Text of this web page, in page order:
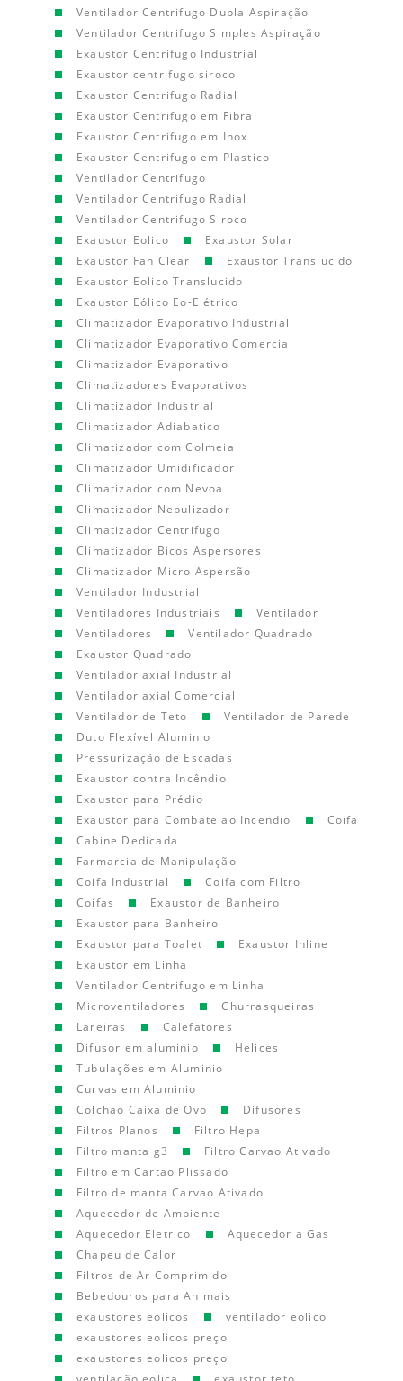
Ventilador Centrifugo Dupla Aspiração
Ventilador Centrifugo Simples Aspiração
Exaustor Centrifugo Industrial
Exaustor centrifugo siroco
Exaustor Centrifugo Radial
Exaustor Centrifugo em Fibra
Exaustor Centrifugo em Inox
Exaustor Centrifugo em Plastico
Ventilador Centrifugo
Ventilador Centrifugo Radial
Ventilador Centrifugo Siroco
Exaustor Eolico
Exaustor Solar
Exaustor Fan Clear
Exaustor Translucido
Exaustor Eolico Translucido
Exaustor Eólico Eo-Elétrico
Climatizador Evaporativo Industrial
Climatizador Evaporativo Comercial
Climatizador Evaporativo
Climatizadores Evaporativos
Climatizador Industrial
Climatizador Adiabatico
Climatizador com Colmeia
Climatizador Umidificador
Climatizador com Nevoa
Climatizador Nebulizador
Climatizador Centrifugo
Climatizador Bicos Aspersores
Climatizador Micro Aspersão
Ventilador Industrial
Ventiladores Industriais
Ventilador
Ventiladores
Ventilador Quadrado
Exaustor Quadrado
Ventilador axial Industrial
Ventilador axial Comercial
Ventilador de Teto
Ventilador de Parede
Duto Flexível Aluminio
Pressurização de Escadas
Exaustor contra Incêndio
Exaustor para Prédio
Exaustor para Combate ao Incendio
Coifa
Cabine Dedicada
Farmarcia de Manipulação
Coifa Industrial
Coifa com Filtro
Coifas
Exaustor de Banheiro
Exaustor para Banheiro
Exaustor para Toalet
Exaustor Inline
Exaustor em Linha
Ventilador Centrifugo em Linha
Microventiladores
Churrasqueiras
Lareiras
Calefatores
Difusor em aluminio
Helices
Tubulações em Aluminio
Curvas em Aluminio
Colchao Caixa de Ovo
Difusores
Filtros Planos
Filtro Hepa
Filtro manta g3
Filtro Carvao Ativado
Filtro em Cartao Plissado
Filtro de manta Carvao Ativado
Aquecedor de Ambiente
Aquecedor Eletrico
Aquecedor a Gas
Chapeu de Calor
Filtros de Ar Comprimido
Bebedouros para Animais
exaustores eólicos
ventilador eolico
exaustores eolicos preço
exaustores eolicos preço